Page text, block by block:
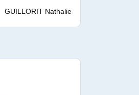
GUILLORIT Nathalie